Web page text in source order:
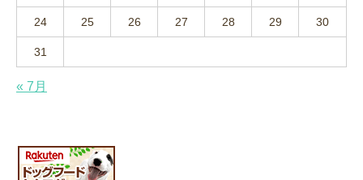
24 25 26 27 28 29 30
31
« 7月